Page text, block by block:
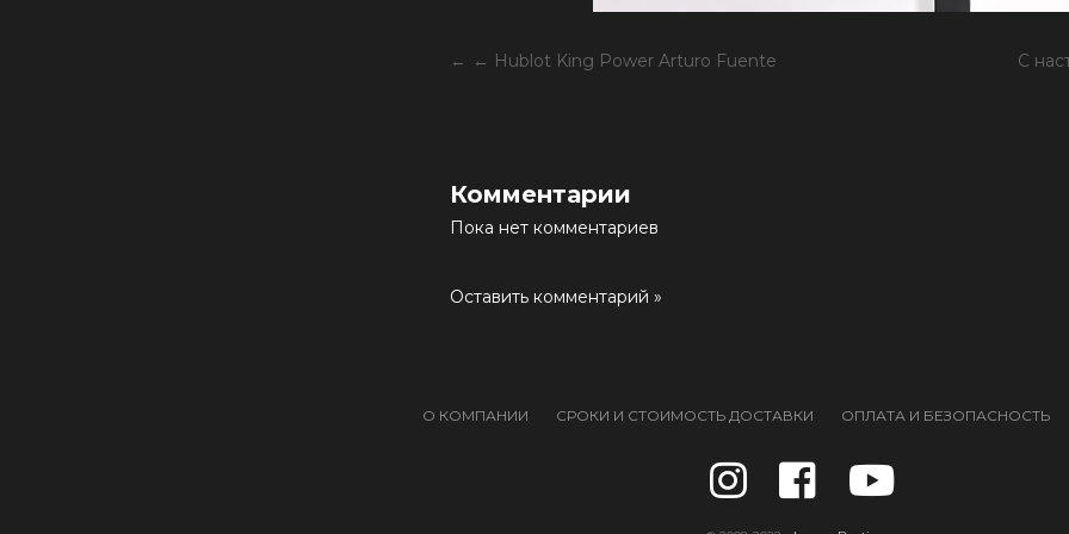
← Hublot King Power Arturo Fuente С
Комментарии
Пока нет комментариев
Оставить комментарий »
О КОМПАНИИ СРОКИ И СТОИМОСТЬ ДОСТАВКИ ОПЛАТА И БЕЗОПАСНОСТЬ